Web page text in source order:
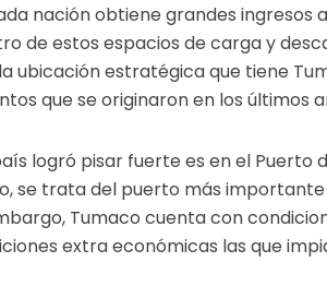
nación obtiene grandes ingresos
de estos espacios de carga y
ubicación estratégica que tiene
que se originaron en los últimos
logró pisar fuerte es en el Puerto
se trata del puerto más importante
Tumaco cuenta con
extra económicas las que